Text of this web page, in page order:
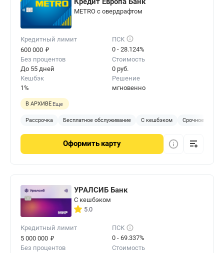
METRO с овердрафтом
Кредитный лимит
600 000 ₽
ПСК
0 - 28.124%
Без процентов
До 55 дней
Стоимость
0 руб.
Кешбэк
1%
Решение
мгновенно
В АРХИВЕ Еще
Рассрочка Бесплатное обслуживание С кешбэком Срочное
Оформить карту
УРАЛСИБ Банк
С кешбэком
5.0
Кредитный лимит
5 000 000 ₽
ПСК
0 - 69.337%
Без процентов
Стоимость